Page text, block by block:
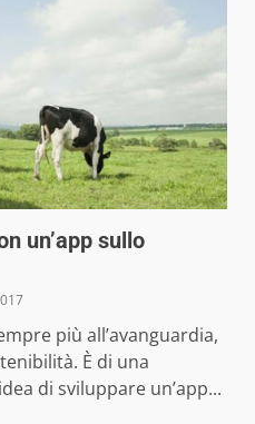
un’app sullo
più all’avanguardia,
È di una
di sviluppare un’app...